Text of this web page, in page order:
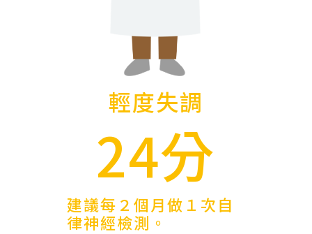
輕度失調
24分
建議每２個月做１次自
律神經檢測。